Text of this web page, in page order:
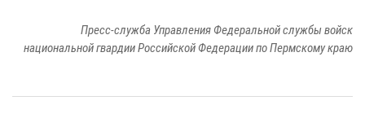
Пресс-служба Управления Федеральной службы войск
национальной гвардии Российской Федерации по Пермскому краю